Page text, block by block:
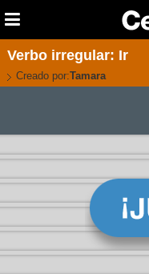
Verbo irregular: Ir
Creado por:Tamara